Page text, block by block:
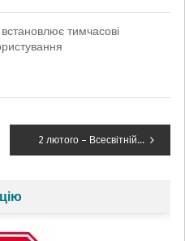
тимчасові
2 лютого – Всесвітній день водно-болотних угідь